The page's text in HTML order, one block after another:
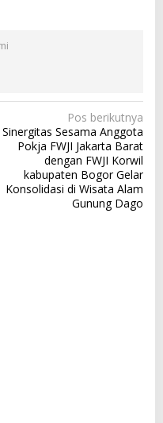
Pos berikutnya
Sinergitas Sesama Anggota
Pokja FWJI Jakarta Barat
dengan FWJI Korwil
kabupaten Bogor Gelar
Konsolidasi di Wisata Alam
Gunung Dago